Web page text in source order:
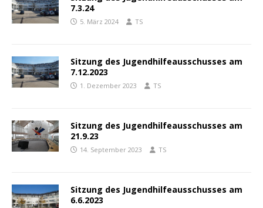
7.3.24
5. März 2024 TS
Sitzung des Jugendhilfeausschusses am
7.12.2023
1. Dezember 2023 TS
Sitzung des Jugendhilfeausschusses am
21.9.23
14. September 2023 TS
Sitzung des Jugendhilfeausschusses am
6.6.2023